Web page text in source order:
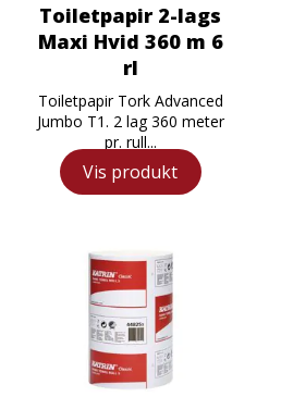
Toiletpapir 2-lags
Maxi Hvid 360 m 6
rl
Toiletpapir Tork Advanced
Jumbo T1. 2 lag 360 meter
pr. rull...
Vis produkt